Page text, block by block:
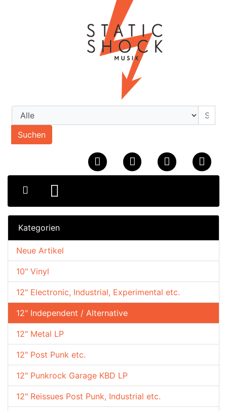
Suchen
Kategorien
10" Vinyl
12" Electronic, Industrial, Experimental etc.
12" Independent / Alternative
12" Metal LP
12" Post Punk etc.
12" Punkrock Garage KBD LP
12" Reissues Post Punk, Industrial etc.
Neue Artikel